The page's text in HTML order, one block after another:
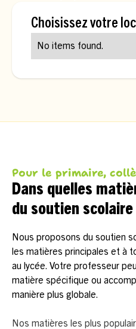
Choisissez votre
No items found.
Pour le primaire,
Dans quelles
du soutien
Nous proposons du soutien
les matières principales et à
au lycée. Votre professeur
matière spécifique ou
manière plus globale.
Nos matières les plus